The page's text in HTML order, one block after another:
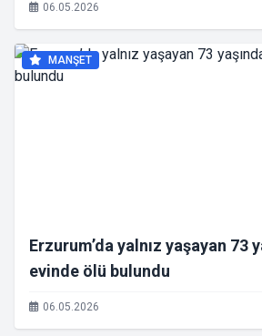
06.05.2026
MANŞET
Erzurum’da yalnız yaşayan 73
evinde ölü bulundu
06.05.2026